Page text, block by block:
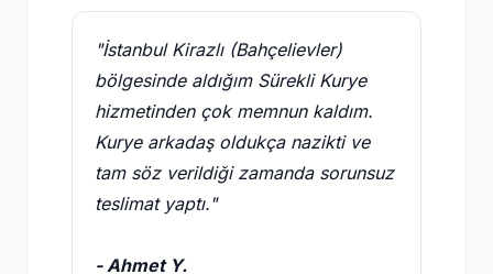
"İstanbul Kirazlı (Bahçelievler)
bölgesinde aldığım Sürekli Kurye
hizmetinden çok memnun kaldım.
Kurye arkadaş oldukça nazikti ve
tam söz verildiği zamanda sorunsuz
teslimat yaptı."
- Ahmet Y.